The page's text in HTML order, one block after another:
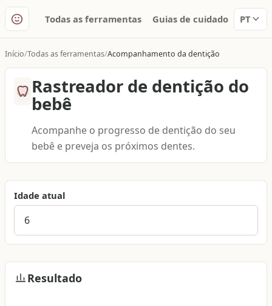
Todas as ferramentas Guias de cuidado PT
Início Todas as ferramentas Acompanhamento da dentição
Rastreador de dentição do
bebê
Acompanhe o progresso de dentição do seu
bebê e preveja os próximos dentes.
Idade atual
Resultado